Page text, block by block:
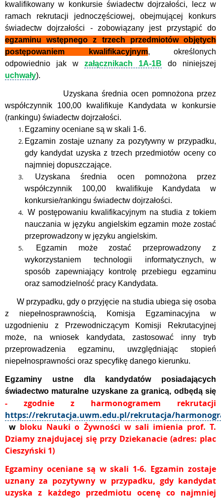
kwalifikowany w konkursie świadectw dojrzałości, lecz w
ramach rekrutacji jednoczęściowej, obejmującej konkurs
świadectw dojrzałości - zobowiązany jest przystąpić do
egzaminu wstępnego z trzech przedmiotów objętych
postępowaniem kwalifikacyjnym, określonych
odpowiednio jak w załącznikach 1A-1B
do niniejszej
uchwały).
Uzyskana średnia ocen pomnożona przez
współczynnik 100,00 kwalifikuje Kandydata w konkursie
(rankingu) świadectw dojrzałości.
Egzaminy oceniane są w skali 1-6.
Egzamin zostaje uznany za pozytywny w przypadku,
gdy kandydat uzyska z trzech przedmiotów oceny co
najmniej dopuszczające.
Uzyskana średnia ocen pomnożona przez
współczynnik 100,00 kwalifikuje Kandydata w
konkursie/rankingu świadectw dojrzałości.
W postępowaniu kwalifikacyjnym na studia z tokiem
nauczania w języku angielskim egzamin może zostać
przeprowadzony w języku angielskim.
Egzamin może zostać przeprowadzony z
wykorzystaniem technologii informatycznych, w
sposób zapewniający kontrolę przebiegu egzaminu
oraz samodzielność pracy Kandydata.
W przypadku, gdy o przyjęcie na studia ubiega się osoba
z niepełnosprawnością, Komisja Egzaminacyjna w
uzgodnieniu z Przewodniczącym Komisji Rekrutacyjnej
może, na wniosek kandydata, zastosować inny tryb
przeprowadzenia egzaminu, uwzględniając stopień
niepełnosprawności oraz specyfikę danego kierunku.
Egzaminy ustne dla kandydatów posiadających
świadectwo maturalne uzyskane za granicą, odbędą się
- zgodnie z harmonogramem rekrutacji
https://rekrutacja.uwm.edu.pl/rekrutacja/
w bloku Nauki o Żywności w sali imienia prof. T.
Dziamy znajdujacej się przy Dziekanacie (adres: plac
Cieszyński 1)
Egzaminy oceniane są w skali 1-6. Egzamin zostaje
uznany za pozytywny w przypadku, gdy kandydat
uzyska z każdego przedmiotu ocenę co najmniej